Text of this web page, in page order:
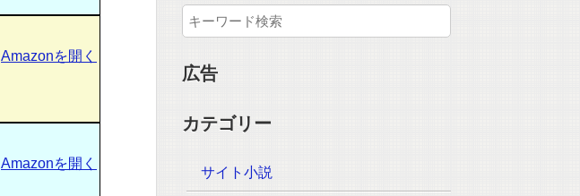
Amazonを開く
Amazonを開く
広告
カテゴリー
サイト小説